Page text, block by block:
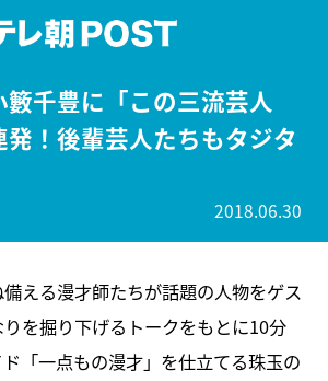
千豊に「この三流芸人
！後輩芸人たちもタジタ
2018.06.30
える漫才師たちが話題の人物をゲス
りを掘り下げるトークをもとに10分
「一点もの漫才」を仕立てる珠玉の